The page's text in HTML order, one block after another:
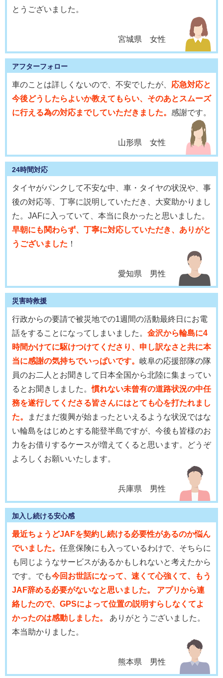
とうございました。
宮城県 女性
アフターフォロー
車のことは詳しくないので、不安でしたが、 応急対応と
今後どうしたらよいか教えてもらい、そのあとスムーズ
に行える為の対応までしていただきました。 感謝です。
山形県 女性
24時間対応
タイヤがパンクして不安な中、車・タイヤの状況や、事
後の対応等、丁寧に説明していただき、大変助かりまし
た。JAFに入っていて、本当に良かったと思いました。
早朝にも関わらず、丁寧に対応していただき、ありがと
うございました ！
愛知県 男性
災害時救援
行政からの要請で被災地での1週間の活動最終日にお電
話をすることになってしまいました。 金沢から輪島に4
時間かけてに駆けつけてくださり、申し訳なさと共に本
当に感謝の気持ちでいっぱいです。 岐阜の応援部隊の隊
員のお二人とお聞きして日本全国から北陸に集まってい
るとお聞きしました。慣れない未曾有の道路状況の中任
務を遂行してくださる皆さんにはとても心を打たれまし
た。
まだまだ復興が始まったといえるような状況ではな
い輪島をはじめとする能登半島ですが、今後も皆様のお
力をお借りするケースが増えてくると思います。どうぞ
よろしくお願いいたします。
兵庫県 男性
加入し続ける安心感
最近ちょうどJAFを契約し続ける必要性があるのか悩ん
でいました。 任意保険にも入っているわけで、そちらに
も同じようなサービスがあるかもしれないと考えたから
です。でも今回お世話になって、速くて心強くて、もう
JAF辞める必要がないなと思いました。 アプリから連
絡したので、GPSによって位置の説明すらしなくてよ
かったのは感動しました。 ありがとうございました。
本当助かりました。
熊本県 男性